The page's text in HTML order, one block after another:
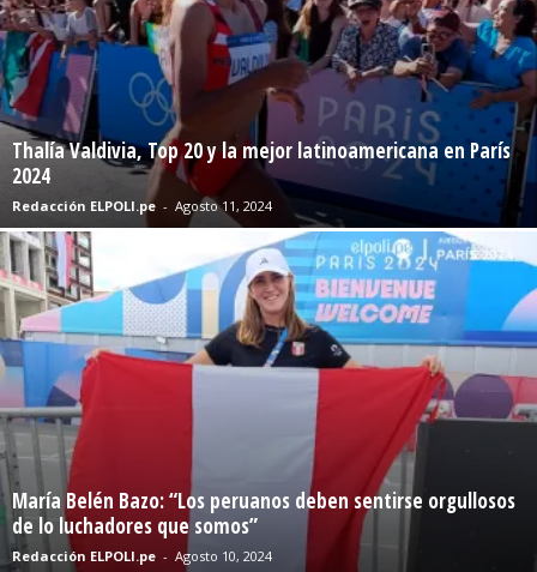
Thalía Valdivia, Top 20 y la mejor latinoamericana en París
2024
Redacción ELPOLI.pe - Agosto 11, 2024
María Belén Bazo: “Los peruanos deben sentirse orgullosos
de lo luchadores que somos”
Redacción ELPOLI.pe - Agosto 10, 2024